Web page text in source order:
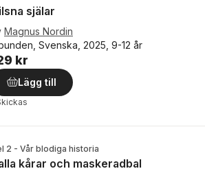
själar
Magnus Nordin
Svenska, 2025, 9-12 år
kr
Lägg till
2 - Vår blodiga historia
kårar och maskeradbal